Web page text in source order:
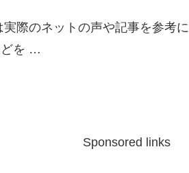
際のネットの声や記事を参考
どを …
Sponsored links